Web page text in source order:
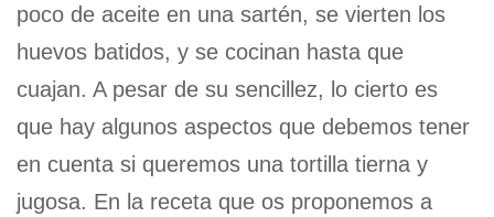
poco de aceite en una sartén, se vierten los
huevos batidos, y se cocinan hasta que
cuajan. A pesar de su sencillez, lo cierto es
que hay algunos aspectos que debemos tener
en cuenta si queremos una tortilla tierna y
jugosa. En la receta que os proponemos a